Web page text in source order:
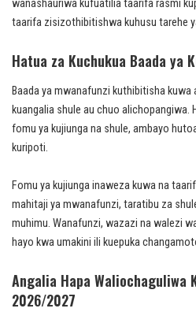
wanashauriwa kufuatilia taarifa rasmi
taarifa zisizothibitishwa kuhusu tarehe
Hatua za Kuchukua Baada ya
Baada ya mwanafunzi kuthibitisha
kuangalia shule au chuo alichopangiwa.
fomu ya kujiunga na shule, ambayo
kuripoti.
Fomu ya kujiunga inaweza kuwa na
mahitaji ya mwanafunzi, taratibu za
muhimu. Wanafunzi, wazazi na walezi
hayo kwa umakini ili kuepuka
Angalia Hapa Waliochaguliwa
2026/2027